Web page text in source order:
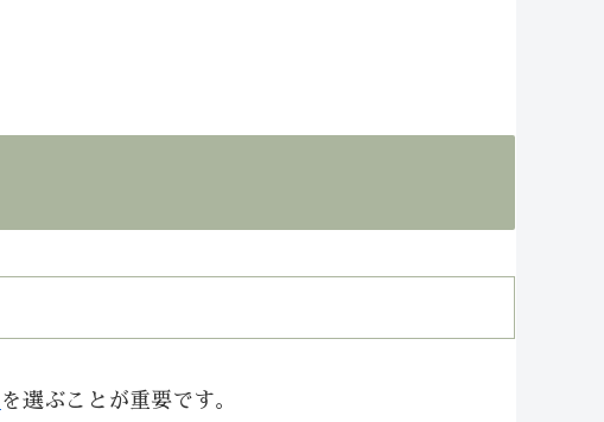
を選ぶことが重要です。